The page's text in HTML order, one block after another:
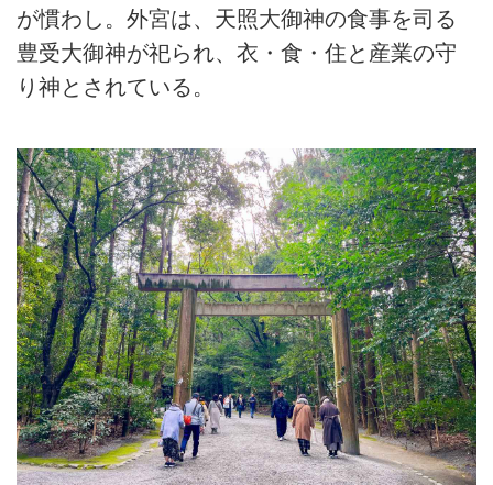
が慣わし。外宮は、天照大御神の食事を司る
豊受大御神が祀られ、衣・食・住と産業の守
り神とされている。